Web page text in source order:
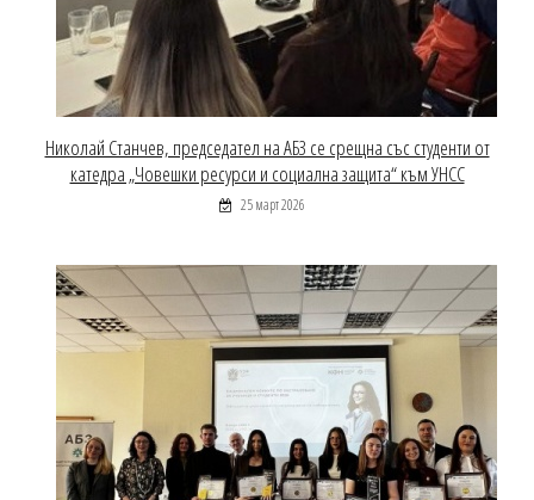
Николай Станчев, председател на АБЗ се срещна със студенти от
катедра „Човешки ресурси и социална защита“ към УНСС
25 март 2026